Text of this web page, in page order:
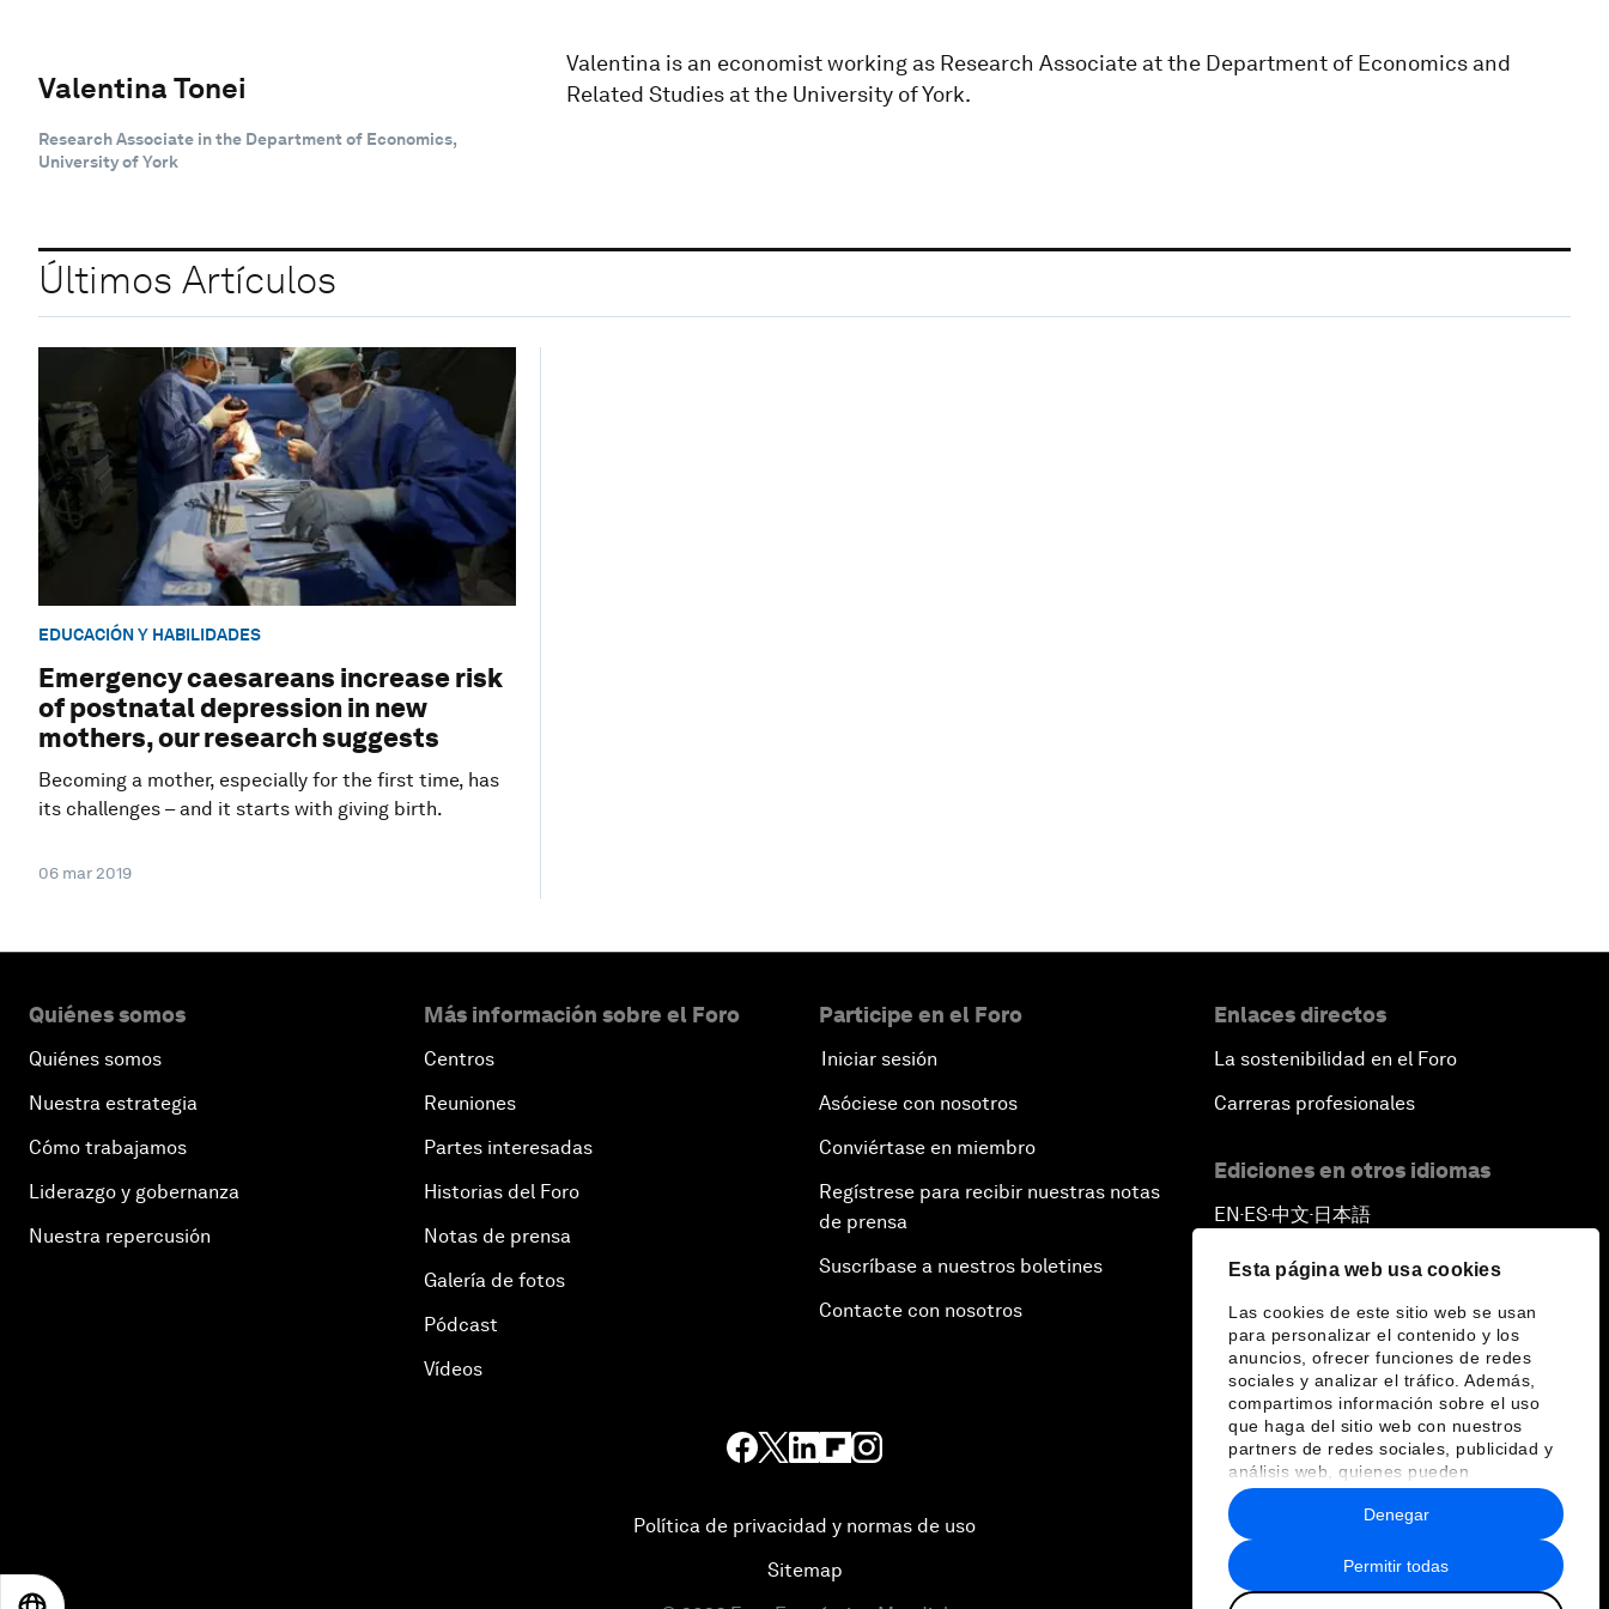
Esta página web usa cookies
Las cookies de este sitio web se usan
para personalizar el contenido y los
anuncios, ofrecer funciones de redes
sociales y analizar el tráfico. Además,
compartimos información sobre el uso
que haga del sitio web con nuestros
partners de redes sociales, publicidad y
análisis web, quienes pueden
combinarla con otra información que les
haya proporcionado o que hayan
recopilado a partir del uso que haya
hecho de sus servicios.
Permitir todas
Denegar
Valentina Tonei
Research Associate in the Department of Economics,
University of York
Valentina is an economist working as Research Associate at the Department of Economics and
Related Studies at the University of York.
Últimos Artículos
EDUCACIÓN Y HABILIDADES
Emergency caesareans increase risk
of postnatal depression in new
mothers, our research suggests
Becoming a mother, especially for the first time, has
its challenges – and it starts with giving birth.
06 mar 2019
Quiénes somos
Quiénes somos
Nuestra estrategia
Cómo trabajamos
Liderazgo y gobernanza
Nuestra repercusión
Más información sobre el Foro
Centros
Reuniones
Partes interesadas
Historias del Foro
Notas de prensa
Galería de fotos
Pódcast
Vídeos
Participe en el Foro
Iniciar sesión
Asóciese con nosotros
Conviértase en miembro
Regístrese para recibir nuestras notas
de prensa
Suscríbase a nuestros boletines
Contacte con nosotros
Enlaces directos
La sostenibilidad en el Foro
Carreras profesionales
Ediciones en otros idiomas
EN ▪ ES▪中文▪ 日本語
Política de privacidad y normas de uso
Sitemap